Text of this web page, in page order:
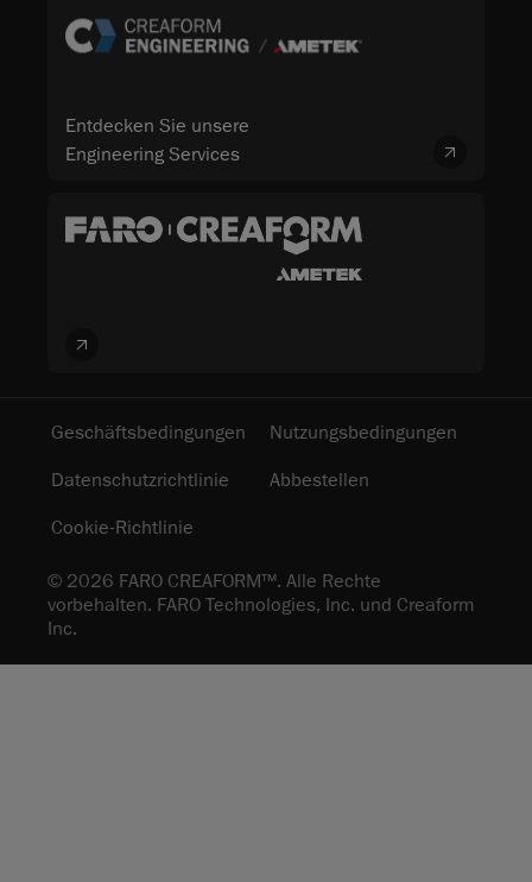
Entdecken Sie unsere
Engineering Services
© 2026 FARO CREAFORM™. Alle Rechte
vorbehalten. FARO Technologies, Inc. und Creaform
Inc.
Geschäftsbedingungen
Nutzungsbedingungen
Datenschutzrichtlinie
Abbestellen
Cookie-Richtlinie